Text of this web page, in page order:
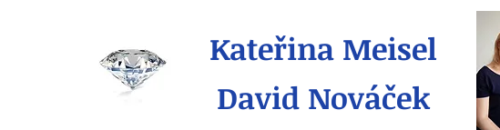
Kateřina Meisel
David Nováček